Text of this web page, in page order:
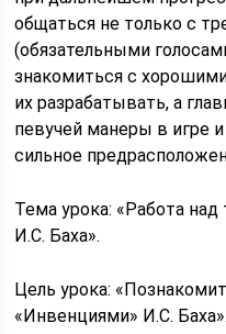
общаться не только с
(обязательными
знакомиться с
их разрабатывать, а
певучей манеры в игре
сильное
Тема урока: «Работа
И.С. Баха».
Цель урока:
«Инвенциями» И.С. Баха».